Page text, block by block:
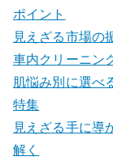
ポイント
見えざる市場の
車内クリーニン
肌悩み別に選べ
特集
見えざる手に導
解く